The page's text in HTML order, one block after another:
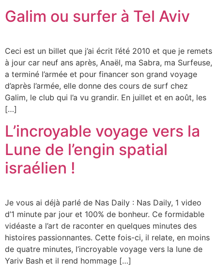
Galim ou surfer à Tel Aviv
Ceci est un billet que j’ai écrit l’été 2010 et que je remets
à jour car neuf ans après, Anaël, ma Sabra, ma Surfeuse,
a terminé l’armée et pour financer son grand voyage
d’après l’armée, elle donne des cours de surf chez
Galim, le club qui l’a vu grandir. En juillet et en août, les
[…]
L’incroyable voyage vers la
Lune de l’engin spatial
israélien !
Je vous ai déjà parlé de Nas Daily : Nas Daily, 1 video
d’1 minute par jour et 100% de bonheur. Ce formidable
vidéaste a l’art de raconter en quelques minutes des
histoires passionnantes. Cette fois-ci, il relate, en moins
de quatre minutes, l’incroyable voyage vers la lune de
Yariv Bash et il rend hommage […]